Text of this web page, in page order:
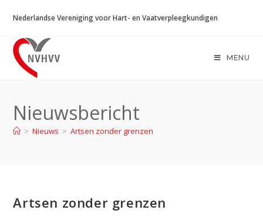
naar
inhoud
Nederlandse Vereniging voor Hart- en Vaatverpleegkundigen
MENU
Nieuwsbericht
> Nieuws > Artsen zonder grenzen
Artsen zonder grenzen